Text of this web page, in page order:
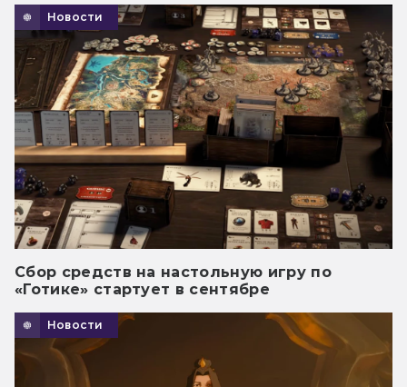
Новости
Сбор средств на настольную игру по
«Готике» стартует в сентябре
Новости